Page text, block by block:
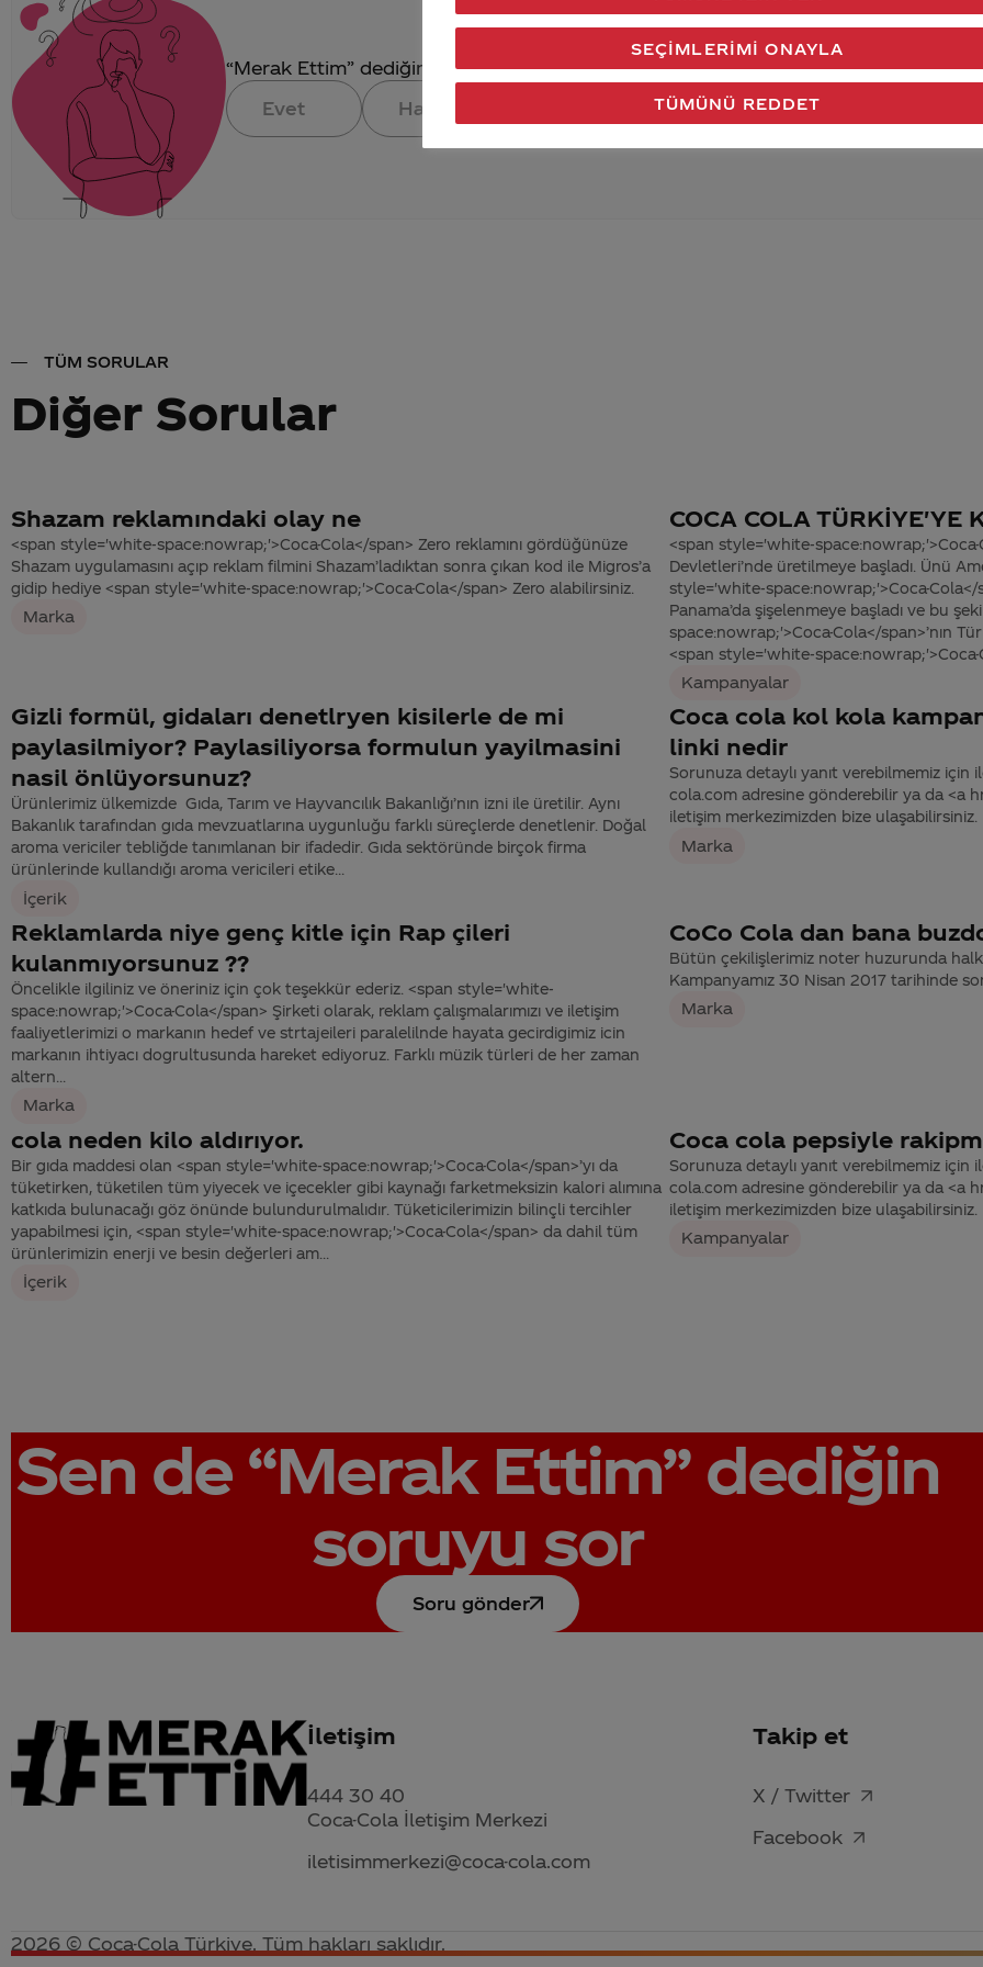
“Merak Ettim” dediğin konuya verdiğimiz cevap aklındaki soru işaretlerini giderdi
Evet
Hayır
TÜM SORULAR
Diğer Sorular
Shazam reklamındaki olay ne
<span style='white-space:nowrap;'>Coca-Cola</span> Zero reklamını gördüğünüze
Shazam uygulamasını açıp reklam filmini Shazam’ladıktan sonra çıkan kod ile Migros’a
gidip hediye <span style='white-space:nowrap;'>Coca-Cola</span> Zero alabilirsiniz.
Marka
COCA COLA TÜRKİYE'YE
<span style='white-
Devletleri’nde üretilmeye başladı. Ünü
style='white-space:nowrap;'>Coca-Cola</
Panama’da şişelenmeye başladı ve bu
space:nowrap;'>Coca-Cola</span>’nın
<span style='white-space:nowrap;'>Coca-
Kampanyalar
Gizli formül, gidaları denetlryen kisilerle de mi
paylasilmiyor? Paylasiliyorsa formulun yayilmasini
nasil önlüyorsunuz?
Ürünlerimiz ülkemizde Gıda, Tarım ve Hayvancılık Bakanlığı’nın izni ile üretilir. Aynı
Bakanlık tarafından gıda mevzuatlarına uygunluğu farklı süreçlerde denetlenir. Doğal
aroma vericiler tebliğde tanımlanan bir ifadedir. Gıda sektöründe birçok firma
ürünlerinde kullandığı aroma vericileri etike...
İçerik
Coca cola kol kola
linki nedir
Sorunuza detaylı yanıt verebilmemiz için
cola.com adresine gönderebilir ya da <a
iletişim merkezimizden bize ulaşabilirsiniz.
Marka
Reklamlarda niye genç kitle için Rap çileri
kulanmıyorsunuz ??
Öncelikle ilgiliniz ve öneriniz için çok teşekkür ederiz. <span style='white-
space:nowrap;'>Coca-Cola</span> Şirketi olarak, reklam çalışmalarımızı ve iletişim
faaliyetlerimizi o markanın hedef ve strtajeileri paralelilnde hayata gecirdigimiz icin
markanın ihtiyacı dogrultusunda hareket ediyoruz. Farklı müzik türleri de her zaman
altern...
Marka
CoCo Cola dan bana
Bütün çekilişlerimiz noter huzurunda
Kampanyamız 30 Nisan 2017 tarihinde
Marka
cola neden kilo aldırıyor.
Bir gıda maddesi olan <span style='white-space:nowrap;'>Coca-Cola</span>’yı da
tüketirken, tüketilen tüm yiyecek ve içecekler gibi kaynağı farketmeksizin kalori alımına
katkıda bulunacağı göz önünde bulundurulmalıdır. Tüketicilerimizin bilinçli tercihler
yapabilmesi için, <span style='white-space:nowrap;'>Coca-Cola</span> da dahil tüm
ürünlerimizin enerji ve besin değerleri am...
İçerik
Coca cola pepsiyle
Sorunuza detaylı yanıt verebilmemiz için
cola.com adresine gönderebilir ya da <a
iletişim merkezimizden bize ulaşabilirsiniz.
Kampanyalar
Sen de “Merak Ettim”dediğin
soruyu sor
Soru gönder
İletişim
444 30 40
Coca-Cola İletişim Merkezi
iletisimmerkezi@coca-cola.com
Takip et
X / Twitter
Facebook
2026 © Coca-Cola Türkiye. Tüm hakları saklıdır.
TÜMÜNÜ REDDET
SEÇIMLERIMI ONAYLA